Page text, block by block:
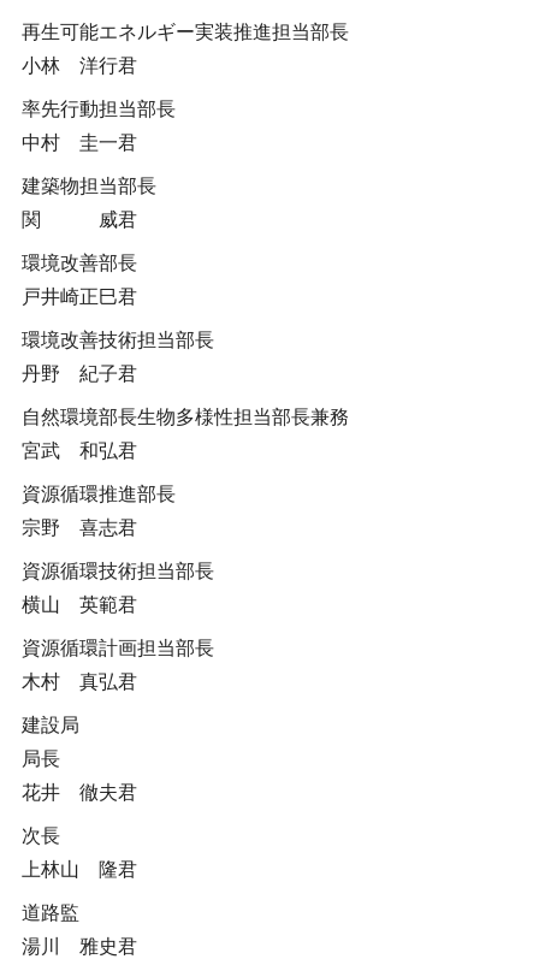
再生可能エネルギー実装推進担当部長
小林 洋行君
率先行動担当部長
中村 圭一君
建築物担当部長
関 威君
環境改善部長
戸井崎正巳君
環境改善技術担当部長
丹野 紀子君
自然環境部長生物多様性担当部長兼務
宮武 和弘君
資源循環推進部長
宗野 喜志君
資源循環技術担当部長
横山 英範君
資源循環計画担当部長
木村 真弘君
建設局
局長
花井 徹夫君
次長
上林山 隆君
道路監
湯川 雅史君